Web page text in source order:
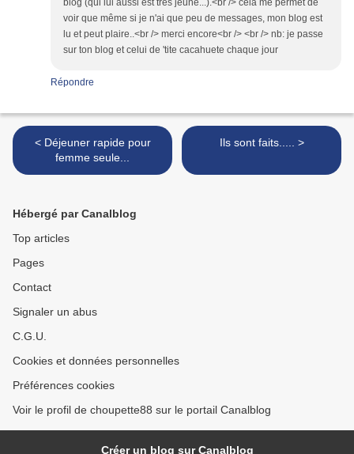
blog (qui lui aussi est très jeune...).<br /> cela me permet de
voir que même si je n'ai que peu de messages, mon blog est
lu et peut plaire..<br /> merci encore<br /> <br /> nb: je passe
sur ton blog et celui de 'tite cacahuete chaque jour
Répondre
< Déjeuner rapide pour
femme seule...
Ils sont faits..... >
Hébergé par Canalblog
Top articles
Pages
Contact
Signaler un abus
C.G.U.
Cookies et données personnelles
Préférences cookies
Voir le profil de choupette88 sur le portail Canalblog
Créer un blog sur Canalblog